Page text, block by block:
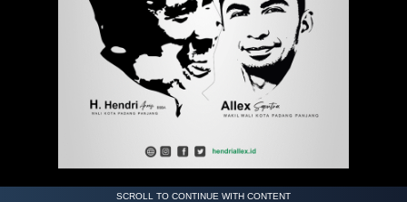
SCROLL TO CONTINUE WITH CONTENT